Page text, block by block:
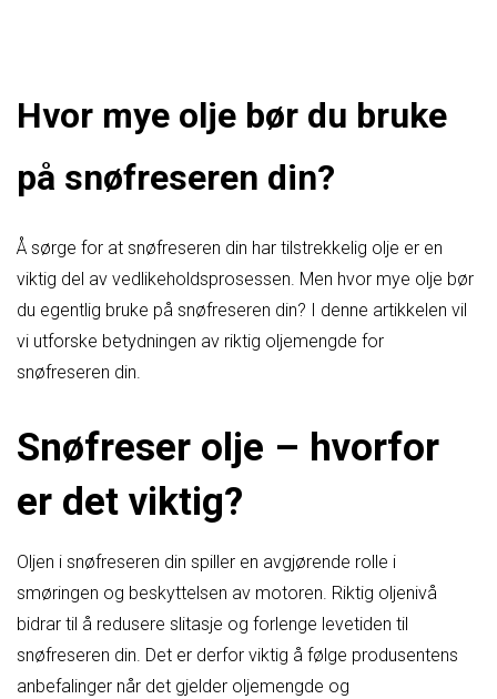
Hvor mye olje bør du bruke
på snøfreseren din?
Å sørge for at snøfreseren din har tilstrekkelig olje er en
viktig del av vedlikeholdsprosessen. Men hvor mye olje bør
du egentlig bruke på snøfreseren din? I denne artikkelen vil
vi utforske betydningen av riktig oljemengde for
snøfreseren din.
Snøfreser olje – hvorfor
er det viktig?
Oljen i snøfreseren din spiller en avgjørende rolle i
smøringen og beskyttelsen av motoren. Riktig oljenivå
bidrar til å redusere slitasje og forlenge levetiden til
snøfreseren din. Det er derfor viktig å følge produsentens
anbefalinger når det gjelder oljemengde og